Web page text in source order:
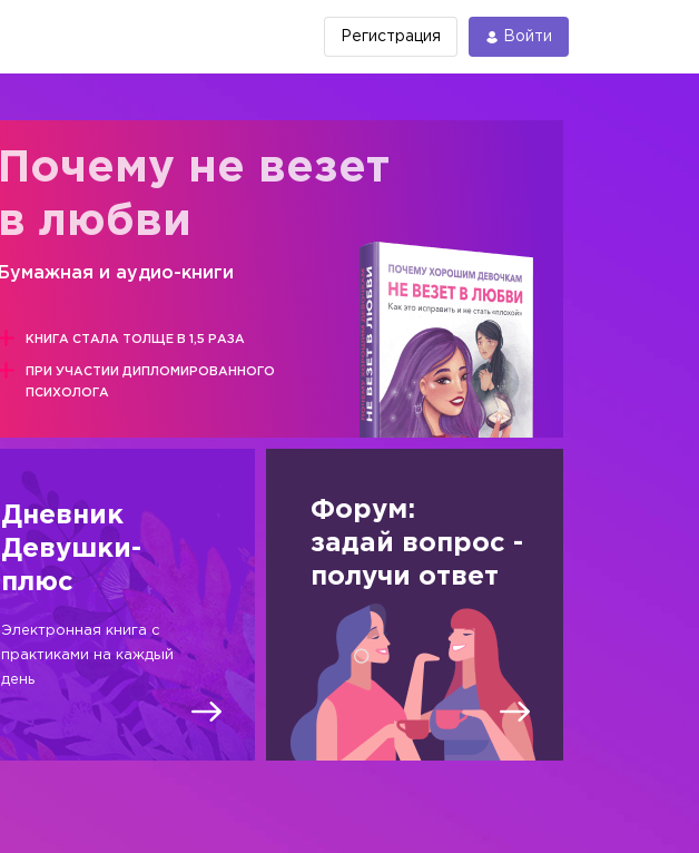
Регистрация Войти
Почему не везет
в любви
Бумажная и аудио-книги
КНИГА СТАЛА ТОЛЩЕ В 1,5 РАЗА
ПРИ УЧАСТИИ ДИПЛОМИРОВАННОГО
ПСИХОЛОГА
Дневник
Девушки-
плюс
Электронная книга с
практиками на каждый
день
Форум:
задай вопрос -
получи ответ